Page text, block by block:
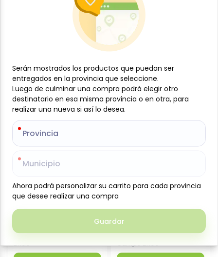
$2
Picadillo de carne en lata,
425 g, Exeter
Agregar
$5 08
Pechuga de pollo enlatada
, 12.5 oz, Hargis House
Frijol negro, 500 g, Campo
Lindo
$
Frijol colorado, 500 g,
Campo Lindo
Serán mostrados los productos que puedan ser
entregados en la provincia que seleccione.
Luego de culminar una compra podrá elegir otro
destinatario en esa misma provincia o en otra, para
realizar una nueva si así lo desea.
Provincia
Municipio
Ahora podrá personalizar su carrito para cada provincia
que desee realizar una compra
Guardar
Serán mostrados los productos que puedan ser
entregados en la provincia que seleccione.
Luego de culminar una compra podrá elegir otro
destinatario en esa misma provincia o en otra, para
realizar una nueva si así lo desea.
Provincia
Municipio
Ahora podrá personalizar su carrito para cada provincia
que desee realizar una compra
Guardar